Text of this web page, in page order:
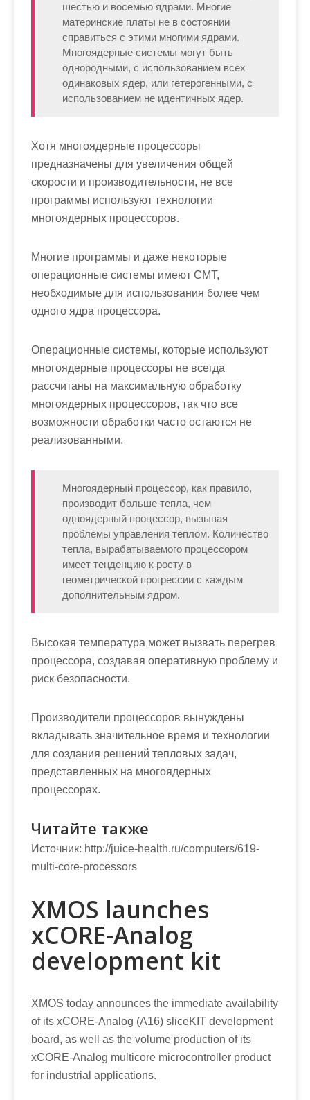
шестью и восемью ядрами. Многие
материнские платы не в состоянии
справиться с этими многими ядрами.
Многоядерные системы могут быть
однородными, с использованием всех
одинаковых ядер, или гетерогенными, с
использованием не идентичных ядер.
Хотя многоядерные процессоры
предназначены для увеличения общей
скорости и производительности, не все
программы используют технологии
многоядерных процессоров.
Многие программы и даже некоторые
операционные системы имеют СМТ,
необходимые для использования более чем
одного ядра процессора.
Операционные системы, которые используют
многоядерные процессоры не всегда
рассчитаны на максимальную обработку
многоядерных процессоров, так что все
возможности обработки часто остаются не
реализованными.
Многоядерный процессор, как правило,
производит больше тепла, чем
одноядерный процессор, вызывая
проблемы управления теплом. Количество
тепла, вырабатываемого процессором
имеет тенденцию к росту в
геометрической прогрессии с каждым
дополнительным ядром.
Высокая температура может вызвать перегрев
процессора, создавая оперативную проблему и
риск безопасности.
Производители процессоров вынуждены
вкладывать значительное время и технологии
для создания решений тепловых задач,
представленных на многоядерных
процессорах.
Читайте также
Источник: http://juice-health.ru/computers/619-
multi-core-processors
XMOS launches
xCORE-Analog
development kit
XMOS today announces the immediate availability
of its xCORE-Analog (A16) sliceKIT development
board, as well as the volume production of its
xCORE-Analog multicore microcontroller product
for industrial applications.